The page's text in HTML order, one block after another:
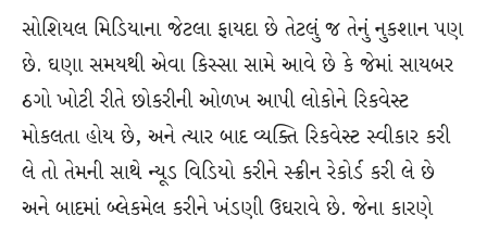
સોશિયલ મિડિયાના જેટલા ફાયદા છે તેટલું જ તેનું નુકશાન પણ
છે. ઘણા સમયથી એવા કિસ્સા સામે આવે છે કે જેમાં સાયબર
ઠગો ખોટી રીતે છોકરીની ઓળખ આપી લોકોને રિકવેસ્ટ
મોકલતા હોય છે, અને ત્યાર બાદ વ્યક્તિ રિકવેસ્ટ સ્વીકાર કરી
લે તો તેમની સાથે ન્યૂડ વિડિયો કરીને સ્ક્રીન રેકોર્ડ કરી લે છે
અને બાદમાં બ્લેકમેલ કરીને ખંડણી ઉઘરાવે છે. જેના કારણે